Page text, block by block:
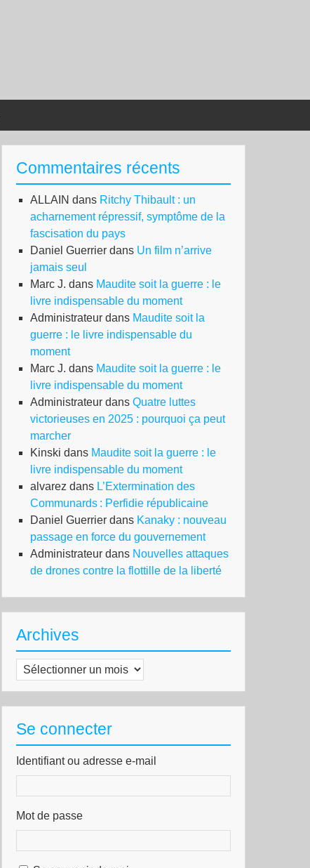
Commentaires récents
ALLAIN dans Ritchy Thibault : un
acharnement répressif, symptôme de la
fascisation du pays
Daniel Guerrier dans Un film n’arrive
jamais seul
Marc J. dans Maudite soit la guerre : le
livre indispensable du moment
Administrateur dans Maudite soit la
guerre : le livre indispensable du
moment
Marc J. dans Maudite soit la guerre : le
livre indispensable du moment
Administrateur dans Quatre luttes
victorieuses en 2025 : pourquoi ça peut
marcher
Kinski dans Maudite soit la guerre : le
livre indispensable du moment
alvarez dans L’Extermination des
Communards : Perfidie républicaine
Daniel Guerrier dans Kanaky : nouveau
passage en force du gouvernement
Administrateur dans Nouvelles attaques
de drones contre la flottille de la liberté
Archives
Archives
Se connecter
Identifiant ou adresse e-mail
Mot de passe